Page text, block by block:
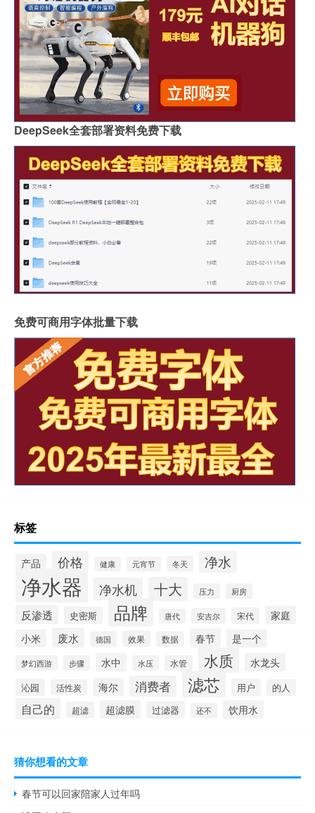
DeepSeek全套部署资料免费下载
免费可商用字体批量下载
标签
产品 价格 健康 元宵节 冬天 净水
净水器 净水机 十大 压力 厨房
反渗透 史密斯 品牌 唐代 安吉尔 宋代
家庭
小米
废水 德国 效果 数据 春节 是一个
梦幻西游 步骤 水中 水压 水管 水质 水龙头
沁园 活性炭 海尔 消费者 滤芯 用户 的人
自己的 超滤 超滤膜 过滤器 还不 饮用水
猜你想看的文章
春节可以回家陪家人过年吗